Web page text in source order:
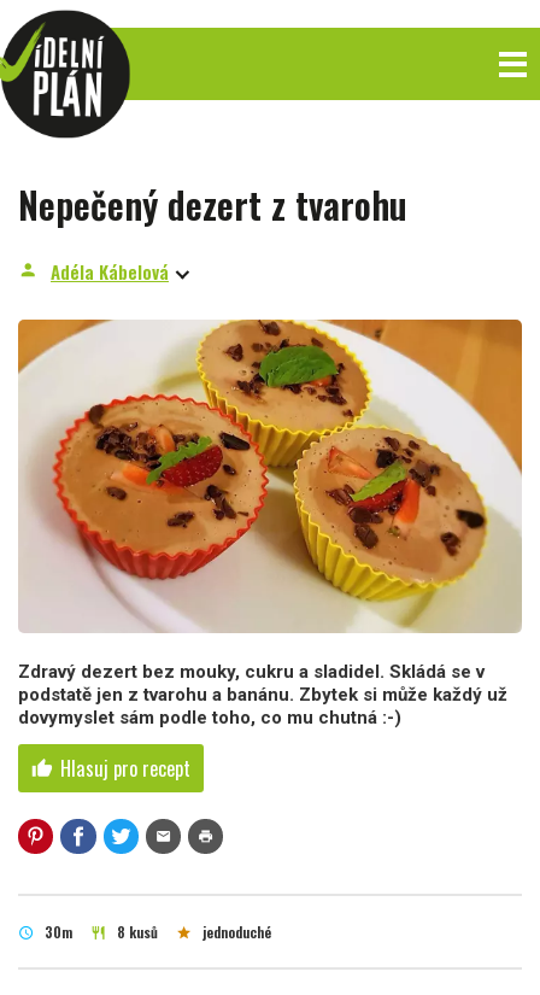
Nepečený dezert z tvarohu
person Adéla Kábelová
Zdravý dezert bez mouky, cukru a sladidel. Skládá se v
podstatě jen z tvarohu a banánu. Zbytek si může každý už
dovymyslet sám podle toho, co mu chutná :-)
thumb_up Hlasuj pro recept
mail print
schedule 30m restaurant 8 kusů star jednoduché